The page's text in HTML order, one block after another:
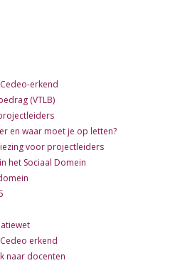
erkend
(VTLB)
en waar moet je op letten?
voor projectleiders
het Sociaal Domein
erkend
naar docenten